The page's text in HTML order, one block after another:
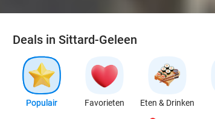
Deals in Sittard-Geleen
Populair Favorieten Eten & Drinken